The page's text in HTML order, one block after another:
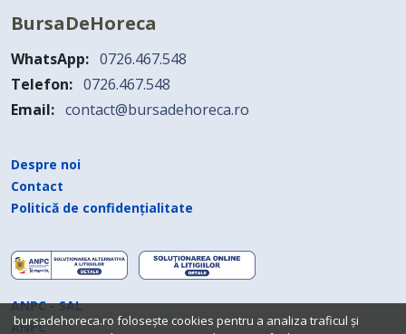
bursadehoreca.ro folosește cookies pentru a analiza traficul și
BursaDeHoreca
WhatsApp: 0726.467.548
Telefon: 0726.467.548
Email: contact@bursadehoreca.ro
Despre noi
Contact
Politică de confidențialitate
ANPC - SAL
ANPC